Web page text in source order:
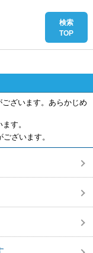
ざいます。あらかじめ
す。
ざいます。